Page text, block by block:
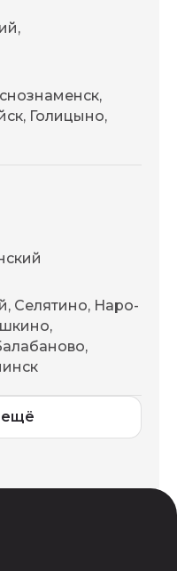
Голицыно,
Селятино, Наро-
ещё